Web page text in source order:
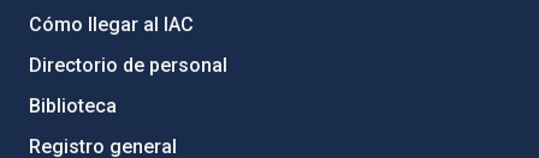
Cómo llegar al IAC
Directorio de personal
Biblioteca
Registro general